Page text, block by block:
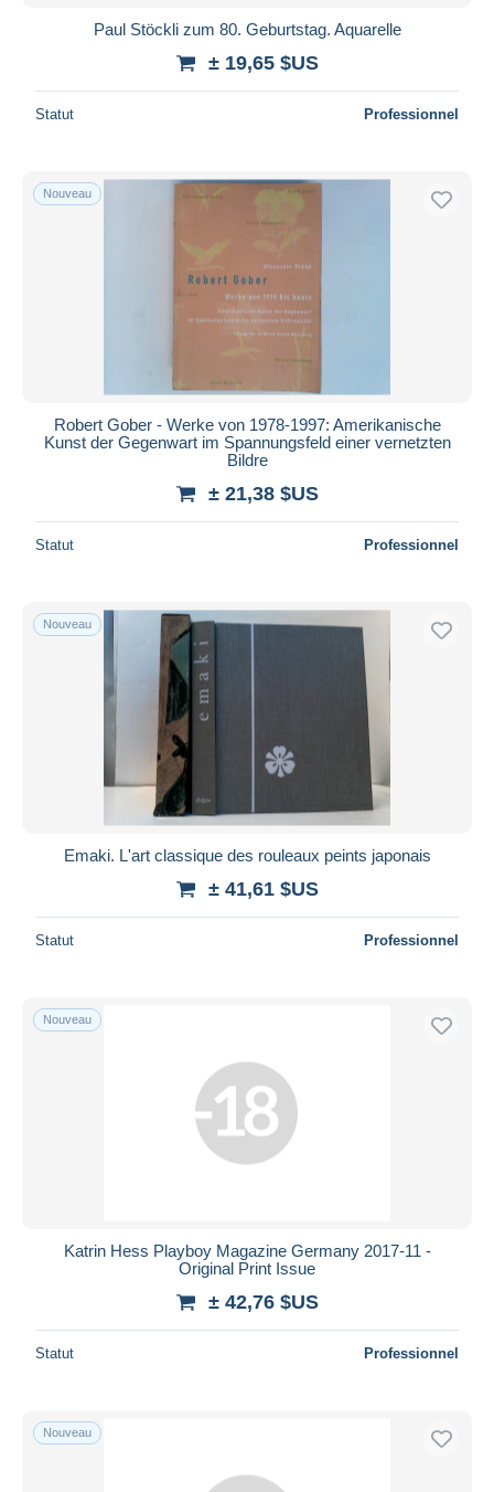
Paul Stöckli zum 80. Geburtstag. Aquarelle
± 19,65 $US
Statut Professionnel
Nouveau
Robert Gober - Werke von 1978-1997: Amerikanische
Kunst der Gegenwart im Spannungsfeld einer vernetzten
Bildre
± 21,38 $US
Statut Professionnel
Nouveau
Emaki. L'art classique des rouleaux peints japonais
± 41,61 $US
Statut Professionnel
Nouveau
Katrin Hess Playboy Magazine Germany 2017-11 -
Original Print Issue
± 42,76 $US
Statut Professionnel
Nouveau